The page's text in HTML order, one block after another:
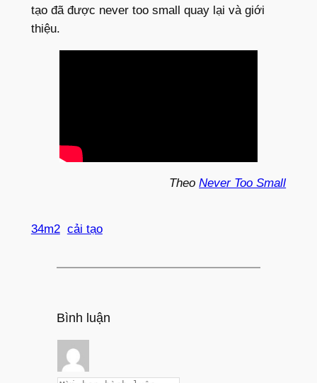
tạo đã được never too small quay lại và giới
thiệu.
TheoNever Too Small
34m2 cải tạo
Bình luận